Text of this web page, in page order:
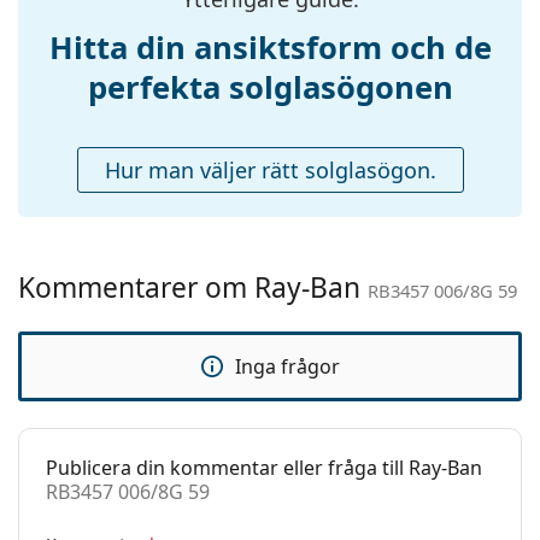
näskuddar:
Fjädergångjärn:
Nej
Ja
Putsduk:
Ja
Kön:
Unisex
Kategori:
Solglasögon
Ray-Ban
RB3457 006/8G 59
Recept finns:
Nej
Hitta din ansiktsform och de
perfekta solglasögonen
Hur man väljer rätt solglasögon.
Kommentarer om Ray-Ban RB3457 006/8G 59
Inga frågor
Publicera din kommentar eller fråga till Ray-Ban
RB3457 006/8G 59